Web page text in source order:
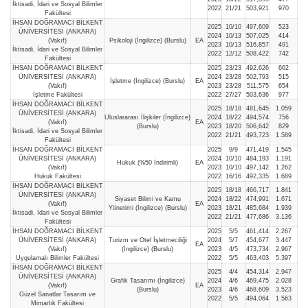
İktisadi, İdari ve Sosyal Bilimler
Fakültesi
2022 21/21
503,921
970
İHSAN DOĞRAMACI BİLKENT
ÜNİVERSİTESİ (ANKARA)
(Vakıf)
İktisadi, İdari ve Sosyal Bilimler
Fakültesi
Psikoloji (İngilizce) (Burslu) EA
2025
2024
2023
2022
10/10
10/13
10/13
12/12
497,609
507,025
516,857
508,422
523
414
491
742
İHSAN DOĞRAMACI BİLKENT
ÜNİVERSİTESİ (ANKARA)
(Vakıf)
İşletme Fakültesi
İşletme (İngilizce) (Burslu) EA
2025
2024
2023
2022
23/23
23/28
23/28
27/27
492,626
502,793
511,575
503,636
662
515
654
977
İHSAN DOĞRAMACI BİLKENT
ÜNİVERSİTESİ (ANKARA)
(Vakıf)
İktisadi, İdari ve Sosyal Bilimler
Fakültesi
Uluslararası İlişkiler (İngilizce)
(Burslu)
EA
2025
2024
2023
2022
18/18
18/22
18/20
21/21
481,645
494,574
506,642
493,723
1.059
756
829
1.589
İHSAN DOĞRAMACI BİLKENT
ÜNİVERSİTESİ (ANKARA)
(Vakıf)
Hukuk Fakültesi
Hukuk (%50 İndirimli) EA
2025
2024
2023
2022
9/9
10/10
10/10
16/16
471,419
484,193
497,142
492,335
1.545
1.191
1.262
1.689
İHSAN DOĞRAMACI BİLKENT
ÜNİVERSİTESİ (ANKARA)
(Vakıf)
İktisadi, İdari ve Sosyal Bilimler
Fakültesi
Siyaset Bilimi ve Kamu
Yönetimi (İngilizce) (Burslu)
EA
2025
2024
2023
2022
18/18
18/22
18/21
21/21
466,717
474,991
485,684
477,686
1.841
1.671
1.939
3.136
İHSAN DOĞRAMACI BİLKENT
ÜNİVERSİTESİ (ANKARA)
(Vakıf)
Uygulamalı Bilimler Fakültesi
Turizm ve Otel İşletmeciliği
(İngilizce) (Burslu)
EA
2025
2024
2023
2022
5/5
5/7
4/5
5/5
461,414
454,677
473,734
463,403
2.267
3.447
2.967
5.397
İHSAN DOĞRAMACI BİLKENT
ÜNİVERSİTESİ (ANKARA)
(Vakıf)
Güzel Sanatlar Tasarım ve
Mimarlık Fakültesi
Grafik Tasarımı (İngilizce)
(Burslu)
EA
2025
2024
2023
2022
4/4
4/6
4/6
5/5
454,314
469,475
468,609
494,064
2.947
2.028
3.523
1.563